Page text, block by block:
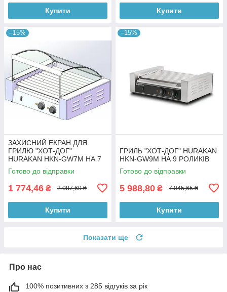
Купити Купити
–15%
ЗАХИСНИЙ ЕКРАН ДЛЯ
ГРИЛЮ "ХОТ-ДОГ"
HURAKAN HKN-GW7M НА 7
РОЛИКІВ
Готово до відправки
1 774,46 ₴ 2 087,60 ₴
Купити
–15%
ГРИЛЬ "ХОТ-ДОГ" HURAKAN
HKN-GW9M НА 9 РОЛИКІВ
Готово до відправки
5 988,80 ₴ 7 045,65 ₴
Купити
Показати ще
Про нас
100% позитивних з 285 відгуків за рік